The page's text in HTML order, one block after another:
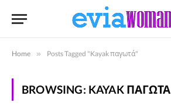
Home » Posts Tagged "Kayak παγωτά"
BROWSING: KAYAK ΠΑΓΩΤΆ